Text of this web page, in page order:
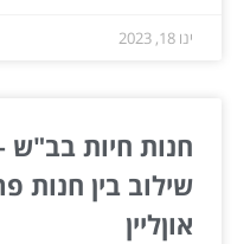
ינו 18, 2023
חנות חיות
שילוב בין חנות
אוןליין